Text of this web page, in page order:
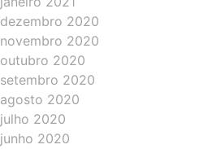
dezembro 2020
novembro 2020
outubro 2020
setembro 2020
agosto 2020
julho 2020
junho 2020